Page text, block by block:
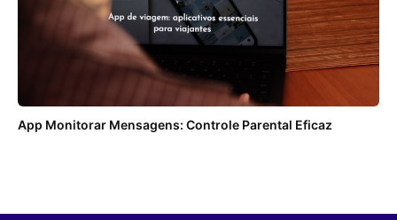
App Monitorar Mensagens: Controle Parental Eficaz